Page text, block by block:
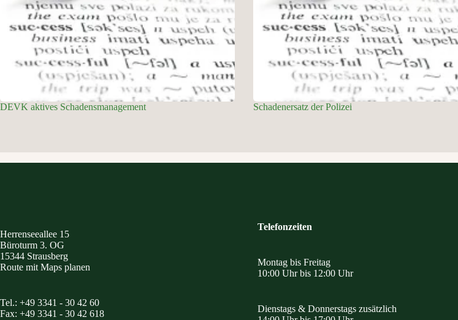
DEVK aktives Schadensmanagement Schadenersatz der Polizei
Herrenseeallee 15
Büroturm 3. OG
15344 Strausberg
Route mit Maps planen
Tel.: +49 3341 - 30 42 60
Fax: +49 3341 - 30 42 618
Telefonzeiten
Montag bis Freitag
10:00 Uhr bis 12:00 Uhr
Dienstags & Donnerstags zusätzlich